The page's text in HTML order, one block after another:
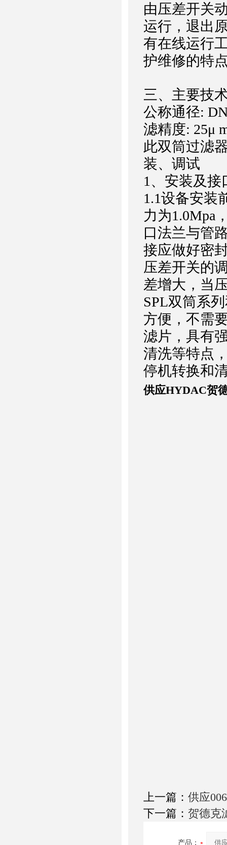
由压差开关
运行，退出
有在线运行
护维修的特
三、主要技
公称通径:
滤精度: 25μ
此双筒过滤
装、调试
1、安装及
1.1设备安装
力为1.0Mpa
口法兰与管
接应做好密
压差开关的
差增大，当
SPL双筒系
方便，不需
滤片，具有
清洗等特点
停机转换和
供应HYDAC贺
上一篇： 供应
下一篇： 贺德克
产品：